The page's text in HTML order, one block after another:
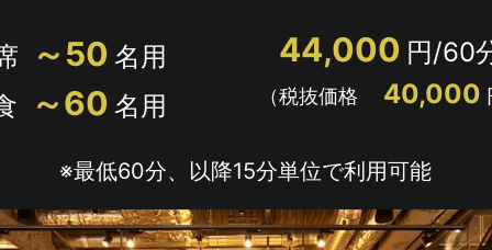
～50 名用
～60 名用
44,000 円/60
（税抜価格 40,000
※最低60分、以降15分単位で利用可能